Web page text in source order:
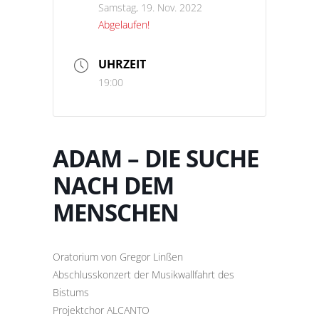
Samstag, 19. Nov. 2022
Abgelaufen!
UHRZEIT
19:00
ADAM – DIE SUCHE
NACH DEM
MENSCHEN
Oratorium von Gregor Linßen
Abschlusskonzert der Musikwallfahrt des
Bistums
Projektchor ALCANTO